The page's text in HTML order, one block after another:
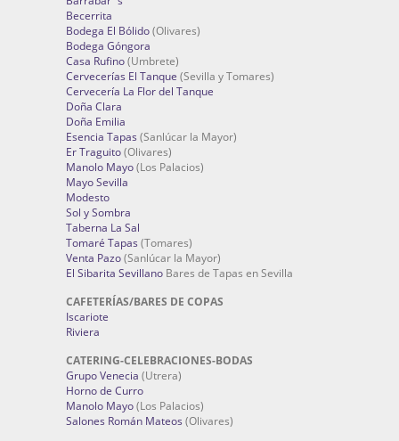
Becerrita
Bodega El Bólido(Olivares)
Bodega Góngora
Casa Rufino(Umbrete)
Cervecerías El Tanque (Sevilla y Tomares)
Cervecería La Flor del Tanque
Doña Clara
Doña Emilia
Esencia Tapas (Sanlúcar la Mayor)
Er Traguito(Olivares)
Manolo Mayo(Los Palacios)
Mayo Sevilla
Modesto
Sol y Sombra
Taberna La Sal
Tomaré Tapas (Tomares)
Venta Pazo(Sanlúcar la Mayor)
El Sibarita Sevillano Bares de Tapas en Sevilla
CAFETERÍAS/BARES DE COPAS
Iscariote
Riviera
CATERING-CELEBRACIONES-BODAS
Grupo Venecia (Utrera)
Horno de Curro
Manolo Mayo(Los Palacios)
Salones Román Mateos (Olivares)